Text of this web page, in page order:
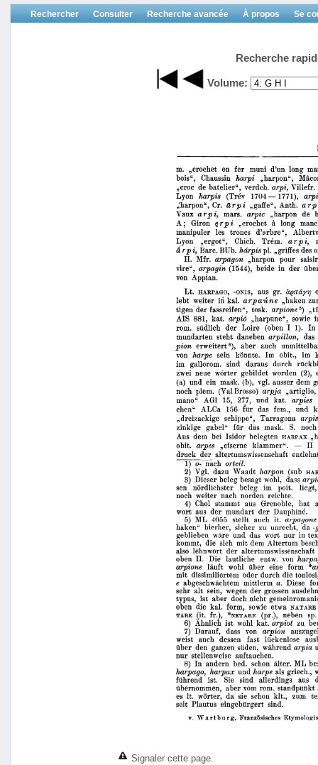
Rechercher Consulter Recherche avancée À propos Se
Recherche
Volume:
Signaler cette page.